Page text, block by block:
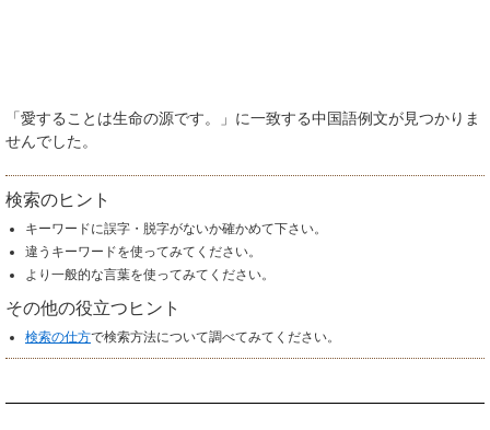
「愛することは生命の源です。」に一致する中国語例文が見つかりま
せんでした。
検索のヒント
キーワードに誤字・脱字がないか確かめて下さい。
違うキーワードを使ってみてください。
より一般的な言葉を使ってみてください。
その他の役立つヒント
検索の仕方で検索方法について調べてみてください。